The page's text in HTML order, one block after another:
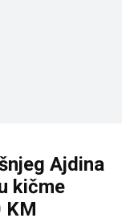
Ajdina
kičme
KM